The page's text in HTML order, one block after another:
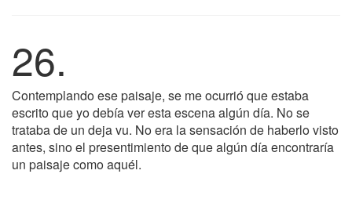
26.
Contemplando ese paisaje, se me ocurrió que estaba
escrito que yo debía ver esta escena algún día. No se
trataba de un deja vu. No era la sensación de haberlo visto
antes, sino el presentimiento de que algún día encontraría
un paisaje como aquél.